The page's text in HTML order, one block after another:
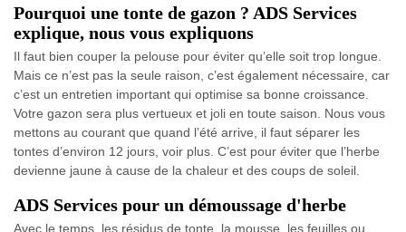
Pourquoi une tonte de gazon ? ADS Services
explique, nous vous expliquons
Il faut bien couper la pelouse pour éviter qu’elle soit trop longue.
Mais ce n’est pas la seule raison, c’est également nécessaire, car
c’est un entretien important qui optimise sa bonne croissance.
Votre gazon sera plus vertueux et joli en toute saison. Nous vous
mettons au courant que quand l’été arrive, il faut séparer les
tontes d’environ 12 jours, voir plus. C’est pour éviter que l’herbe
devienne jaune à cause de la chaleur et des coups de soleil.
ADS Services pour un démoussage d'herbe
Avec le temps, les résidus de tonte, la mousse, les feuilles ou